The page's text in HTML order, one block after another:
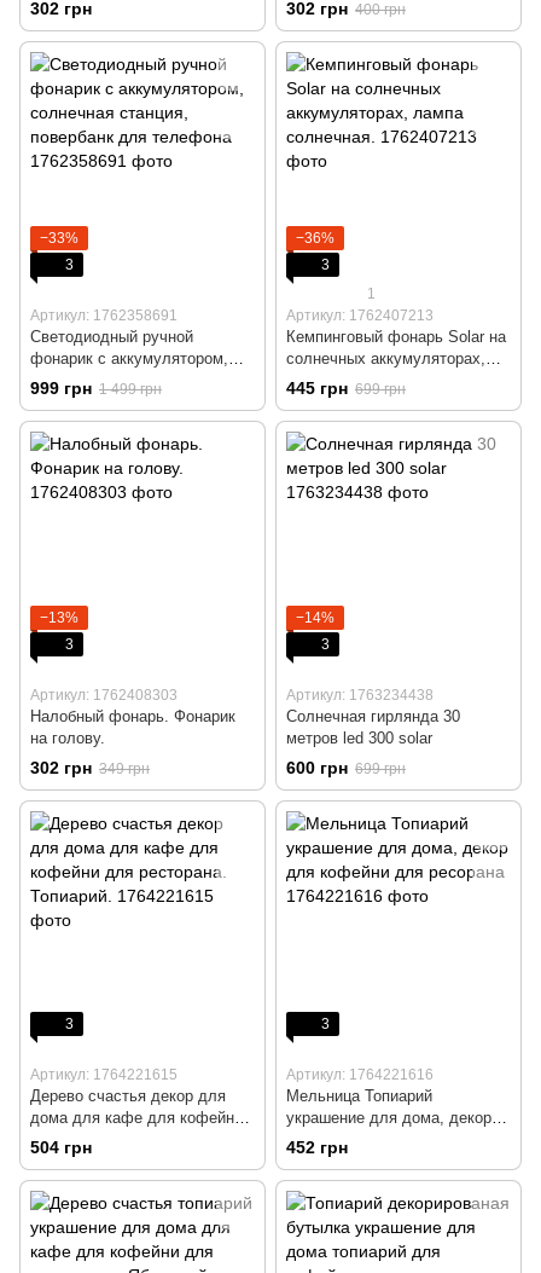
302 грн 302 грн 400 грн
−33%
3
Артикул: 1762358691
Светодиодный ручной
фонарик с аккумулятором,
солнечная станция, повербанк
для телефона
999 грн 1 499 грн
−36%
3
1
Артикул: 1762407213
Кемпинговый фонарь Solar на
солнечных аккумуляторах,
лампа солнечная.
445 грн 699 грн
−13%
3
Артикул: 1762408303
Налобный фонарь. Фонарик
на голову.
302 грн 349 грн
−14%
3
Артикул: 1763234438
Солнечная гирлянда 30
метров led 300 solar
600 грн 699 грн
3
Артикул: 1764221615
Дерево счастья декор для
дома для кафе для кофейни
для ресторана. Топиарий.
504 грн
3
Артикул: 1764221616
Мельница Топиарий
украшение для дома, декор
для кофейни для ресорана
452 грн